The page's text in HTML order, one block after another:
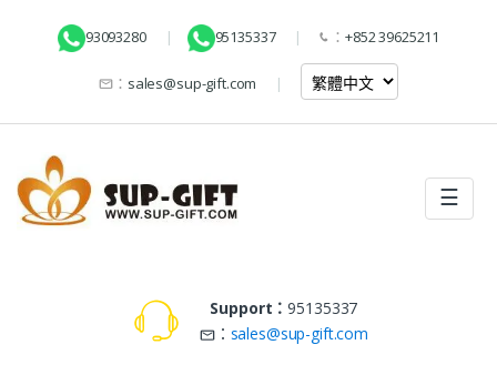
93093280 95135337 ： +852 39625211
： sales@sup-gift.com
☰
Support：95135337
： sales@sup-gift.com